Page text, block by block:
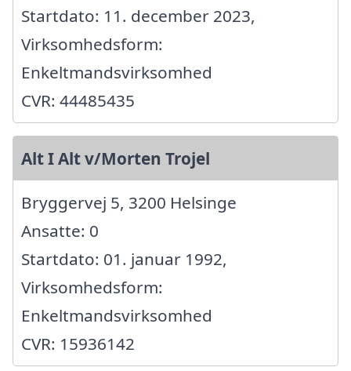
Startdato: 11. december 2023,
Virksomhedsform:
Enkeltmandsvirksomhed
CVR: 44485435
Alt I Alt v/Morten Trojel
Bryggervej 5, 3200 Helsinge
Ansatte: 0
Startdato: 01. januar 1992,
Virksomhedsform:
Enkeltmandsvirksomhed
CVR: 15936142